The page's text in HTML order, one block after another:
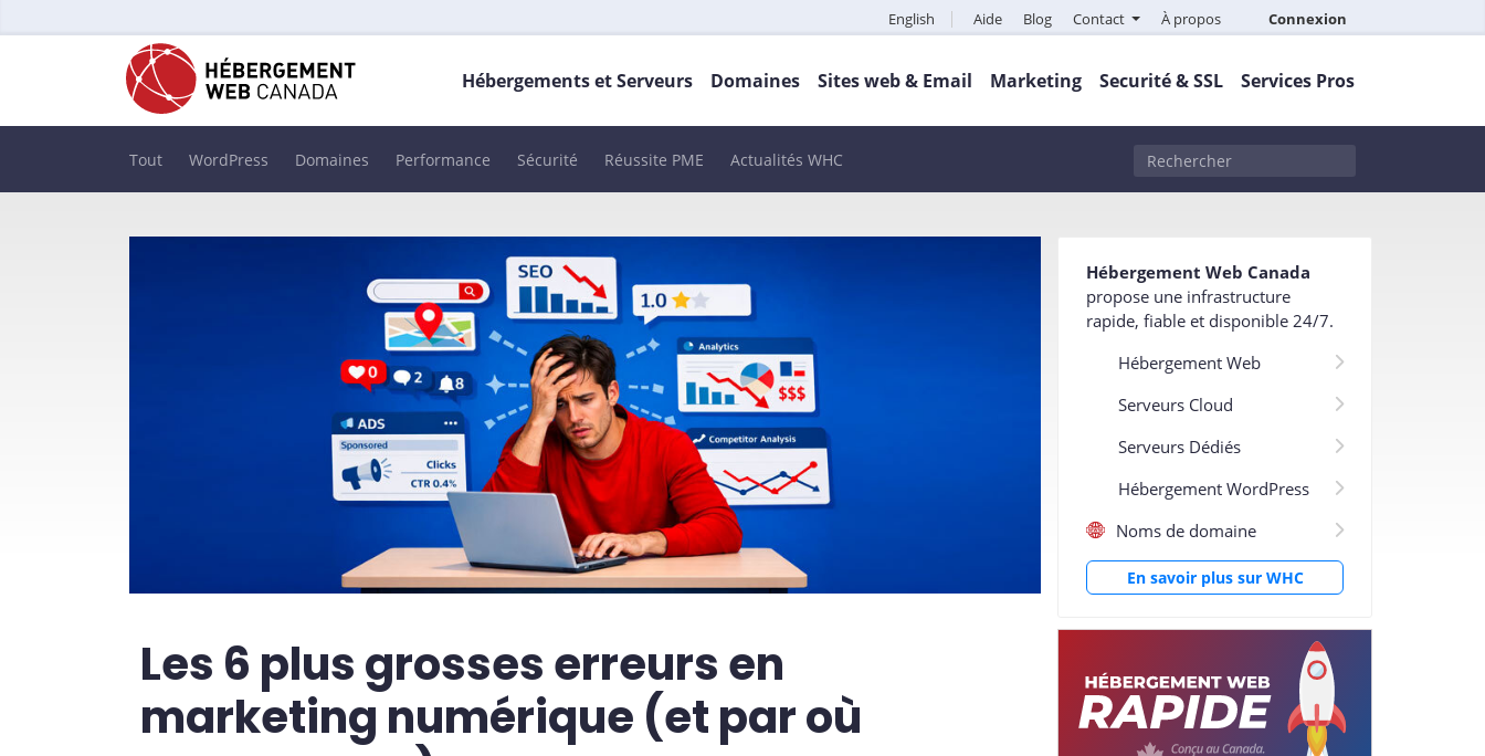
English Aide Blog Contact À propos Connexion
Hébergements et Serveurs Domaines Sites web & Email Marketing Securité & SSL Services Pros
Tout WordPress Domaines Performance Sécurité Réussite PME Actualités WHC
Les 6 plus grosses erreurs en
marketing numérique (et par où
Hébergement Web Canada
propose une infrastructure
rapide, fiable et disponible 24/7.
Hébergement Web
Serveurs Cloud
Serveurs Dédiés
Hébergement WordPress
Noms de domaine
En savoir plus sur WHC